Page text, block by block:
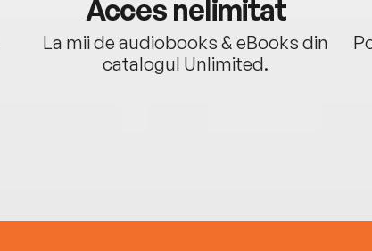
Acces nelimitat
La mii de audiobooks & eBooks din
catalogul Unlimited.